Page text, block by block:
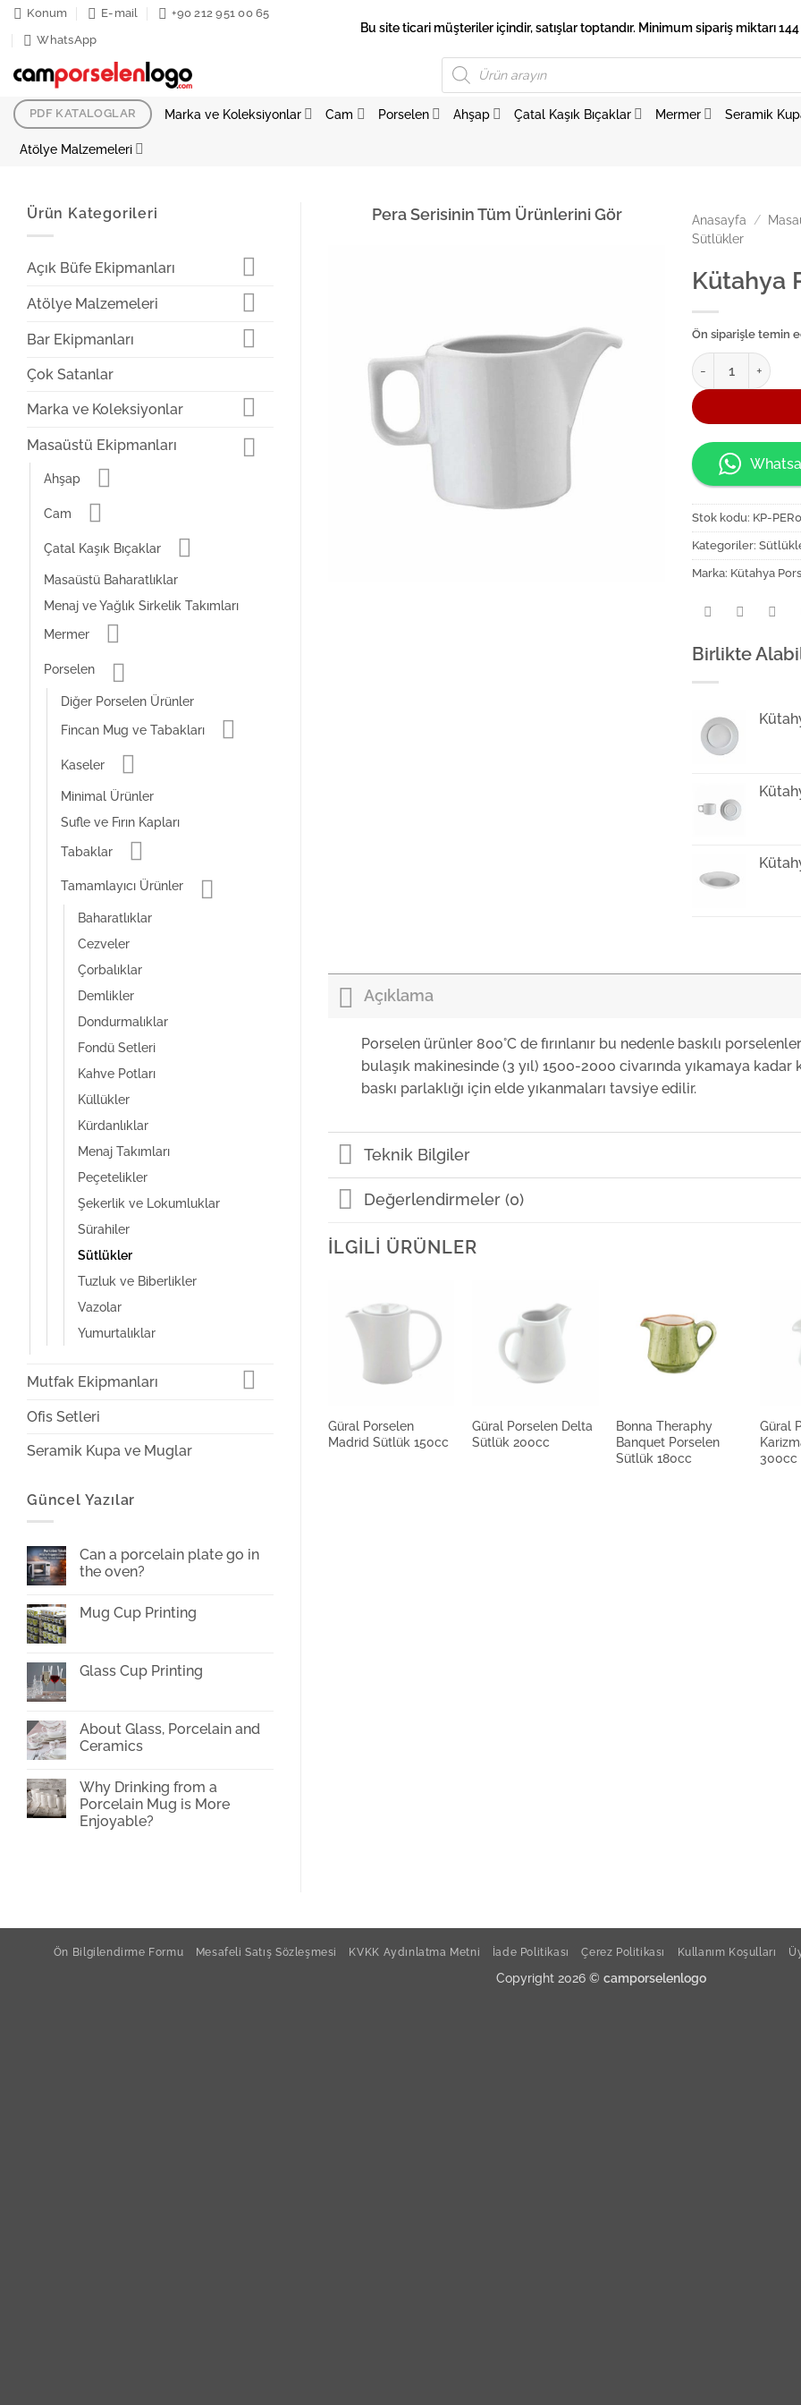
İçeriğe
atla
Konum E-mail
+90 212 951 00 65
WhatsApp
Bu site ticari müşteriler içindir, satışlar toptandır. Minimum sipariş miktarı
Products
search
PDF KATALOGLAR Marka ve Koleksiyonlar Cam Porselen Ahşap Çatal Kaşık Bıçaklar Mermer Seramik
Atölye Malzemeleri
Ürün Kategorileri
Açık Büfe Ekipmanları
Atölye Malzemeleri
Bar Ekipmanları
Çok Satanlar
Marka ve Koleksiyonlar
Masaüstü Ekipmanları
Ahşap
Cam
Çatal Kaşık Bıçaklar
Masaüstü Baharatlıklar
Menaj ve Yağlık Sirkelik Takımları
Mermer
Porselen
Diğer Porselen Ürünler
Fincan Mug ve Tabakları
Kaseler
Minimal Ürünler
Sufle ve Fırın Kapları
Tabaklar
Tamamlayıcı Ürünler
Baharatlıklar
Cezveler
Çorbalıklar
Demlikler
Dondurmalıklar
Fondü Setleri
Kahve Potları
Küllükler
Kürdanlıklar
Menaj Takımları
Peçetelikler
Şekerlik ve Lokumluklar
Sürahiler
Sütlükler
Tuzluk ve Biberlikler
Vazolar
Yumurtalıklar
Mutfak Ekipmanları
Ofis Setleri
Seramik Kupa ve Muglar
Güncel Yazılar
Can a porcelain plate go in
the oven?
on
go
Mug Cup Printing
Mug
Cup
Glass Cup Printing
Glass
Cup
Printing
About Glass, Porcelain and
Ceramics
on
About
Glass,
Porcelain
Why Drinking from a
Porcelain Mug is More
Enjoyable?
Mug
More
Pera Serisinin Tüm Ürünlerini Gör Anasayfa /
Sütlükler
Kütahya
Ön siparişle temin
Kütahya Porselen
Stok kodu: KP-
Kategoriler:
Marka: Kütahya
Birlikte
Açıklama
Porselen ürünler 800°C de fırınlanır bu nedenle baskılı
bulaşık makinesinde (3 yıl) 1500-2000 civarında yıkamaya
baskı parlaklığı için elde yıkanmaları tavsiye edilir.
Teknik Bilgiler
Değerlendirmeler (0)
İLGILI ÜRÜNLER
Güral Porselen
Madrid Sütlük 150cc
Güral Porselen Delta
Sütlük 200cc
Bonna Theraphy
Banquet Porselen
Sütlük 180cc
Güral
300cc
Ön Bilgilendirme Formu Mesafeli Satış Sözleşmesi KVKK Aydınlatma Metni İade Politikası Çerez Politikası Kullanım Koşulları
Copyright 2026 © camporselenlogo